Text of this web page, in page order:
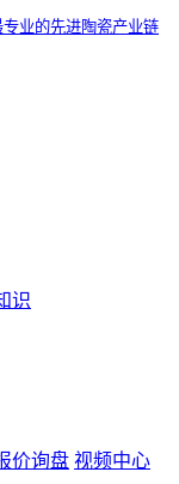
业的先进陶瓷产业链
识
价询盘 视频中心